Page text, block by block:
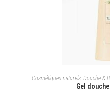
CHOIX
Cosmétiques naturels, Douche &
Gel